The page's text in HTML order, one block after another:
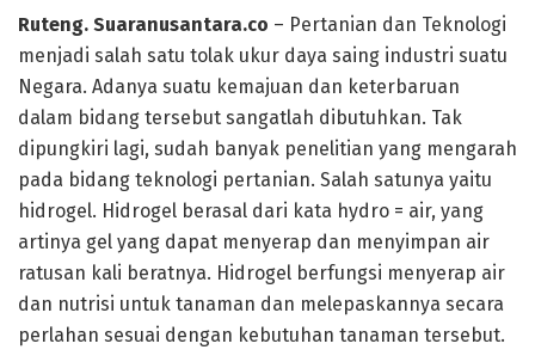
Ruteng. Suaranusantara.co – Pertanian dan Teknologi
menjadi salah satu tolak ukur daya saing industri suatu
Negara. Adanya suatu kemajuan dan keterbaruan
dalam bidang tersebut sangatlah dibutuhkan. Tak
dipungkiri lagi, sudah banyak penelitian yang mengarah
pada bidang teknologi pertanian. Salah satunya yaitu
hidrogel. Hidrogel berasal dari kata hydro = air, yang
artinya gel yang dapat menyerap dan menyimpan air
ratusan kali beratnya. Hidrogel berfungsi menyerap air
dan nutrisi untuk tanaman dan melepaskannya secara
perlahan sesuai dengan kebutuhan tanaman tersebut.